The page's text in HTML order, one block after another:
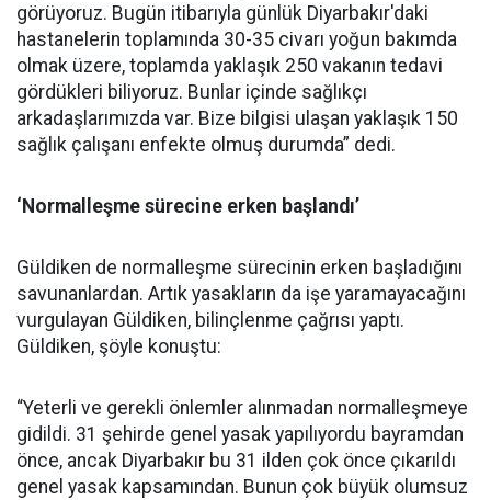
görüyoruz. Bugün itibarıyla günlük Diyarbakır'daki
hastanelerin toplamında 30-35 civarı yoğun bakımda
olmak üzere, toplamda yaklaşık 250 vakanın tedavi
gördükleri biliyoruz. Bunlar içinde sağlıkçı
arkadaşlarımızda var. Bize bilgisi ulaşan yaklaşık 150
sağlık çalışanı enfekte olmuş durumda” dedi.
‘Normalleşme sürecine erken başlandı’
Güldiken de normalleşme sürecinin erken başladığını
savunanlardan. Artık yasakların da işe yaramayacağını
vurgulayan Güldiken, bilinçlenme çağrısı yaptı.
Güldiken, şöyle konuştu:
“Yeterli ve gerekli önlemler alınmadan normalleşmeye
gidildi. 31 şehirde genel yasak yapılıyordu bayramdan
önce, ancak Diyarbakır bu 31 ilden çok önce çıkarıldı
genel yasak kapsamından. Bunun çok büyük olumsuz